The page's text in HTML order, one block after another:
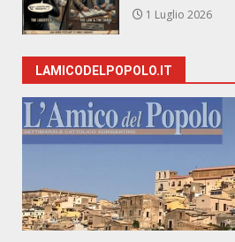
1 Luglio 2026
LAMICODELPOPOLO.IT